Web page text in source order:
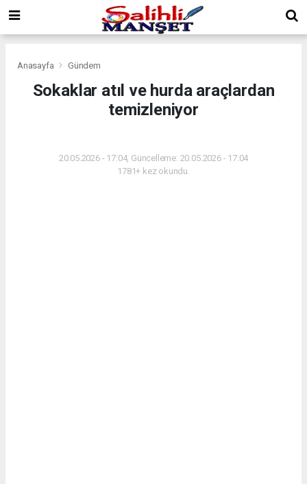
Anasayfa Gündem
Sokaklar atıl ve hurda araçlardan
temizleniyor
20.05.2026 - 17:04, Güncelleme: 20.05.2026 - 17:04
1781+ kez okundu.